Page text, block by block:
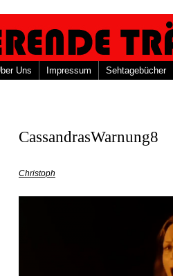
Uns Impressum Sehtagebücher
CassandrasWarnung8
Christoph